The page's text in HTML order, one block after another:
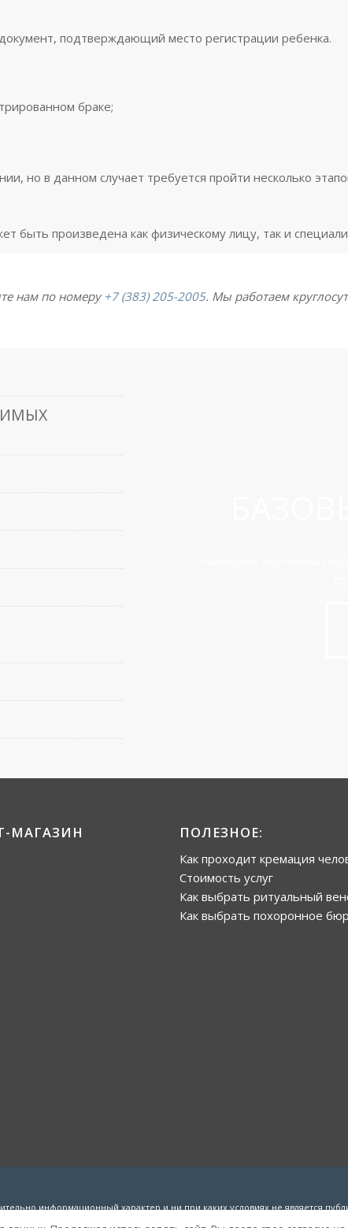
подтверждающий место регистрации ребенка.
браке;
но в данном случает требуется пройти несколько
быть произведена как физическому лицу, так и
нам по номеру +7 (383) 205-2005. Мы работаем
МАГАЗИН ПОЛЕЗНОЕ:
Как проходит кремация
Стоимость услуг
Как выбрать ритуальный
Как выбрать похоронное
информационный характер и ни при каких условиях не является